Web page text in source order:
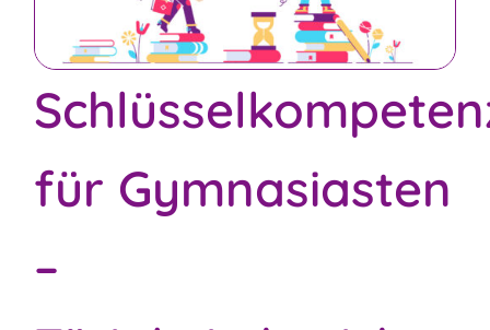
für Gymnasiasten
–